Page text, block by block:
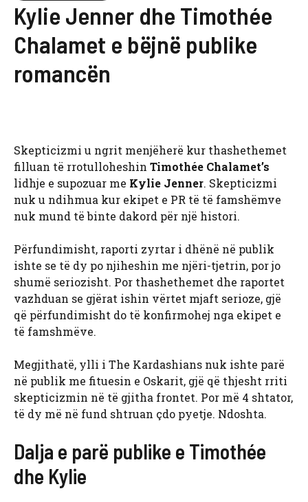
Kylie Jenner dhe Timothée
Chalamet e bëjnë publike
romancën
Skepticizmi u ngrit menjëherë kur thashethemet
filluan të rrotulloheshin Timothée Chalamet’s
lidhje e supozuar me Kylie Jenner. Skepticizmi
nuk u ndihmua kur ekipet e PR të të famshëmve
nuk mund të binte dakord për një histori.
Përfundimisht, raporti zyrtar i dhënë në publik
ishte se të dy po njiheshin me njëri-tjetrin, por jo
shumë seriozisht. Por thashethemet dhe raportet
vazhduan se gjërat ishin vërtet mjaft serioze, gjë
që përfundimisht do të konfirmohej nga ekipet e
të famshmëve.
Megjithatë, ylli i The Kardashians nuk ishte parë
në publik me fituesin e Oskarit, gjë që thjesht rriti
skepticizmin në të gjitha frontet. Por më 4 shtator,
të dy më në fund shtruan çdo pyetje. Ndoshta.
Dalja e parë publike e Timothée
dhe Kylie